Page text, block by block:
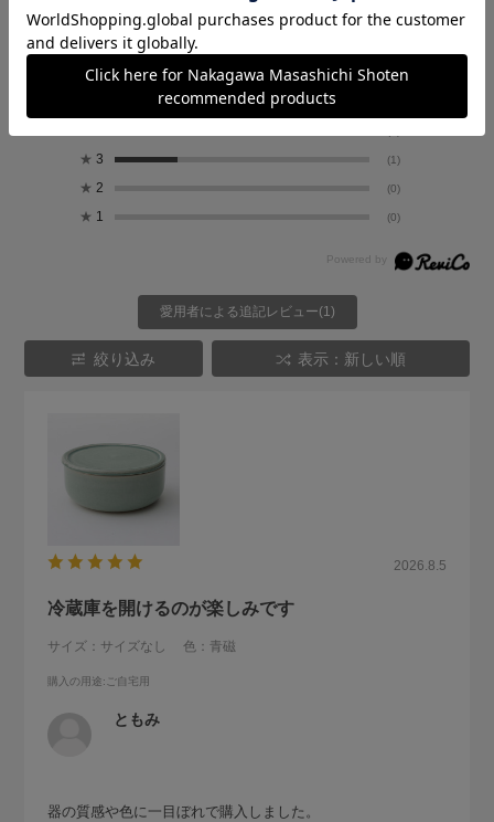
レビュー件数：4件
★ 3 (1)
★ 2 (0)
★ 1 (0)
愛用者による追記レビュー(1)
絞り込み 表示：新しい順
2026.8.5
冷蔵庫を開けるのが楽しみです
サイズ：サイズなし 色：青磁
購入の用途:ご自宅用
ともみ
器の質感や色に一目ぼれで購入しました。